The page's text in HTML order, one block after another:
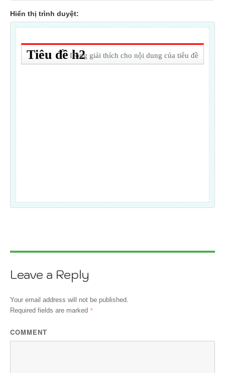
Hiển thị trình duyệt:
Leave a Reply
Your email address will not be published.
Required fields are marked *
COMMENT